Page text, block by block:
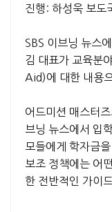
진행: 하성욱 보도
SBS 이브닝 뉴스
김 대표가 교육분
Aid)에 대한 내용
어드미션 매스터
브닝 뉴스에서 입
모들에게 학자금
보조 정책에는 어
한 전반적인 가이